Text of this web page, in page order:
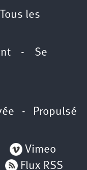
Tous les
- Se
- Propulsé
Vimeo
Flux RSS